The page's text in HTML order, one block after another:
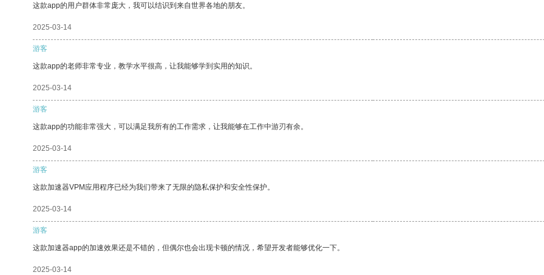
这款app的用户群体非常庞大，我可以结识到来自世界各地的朋友。
2025-03-14
游客
这款app的老师非常专业，教学水平很高，让我能够学到实用的知识。
2025-03-14
游客
这款app的功能非常强大，可以满足我所有的工作需求，让我能够在工作中游刃有余。
2025-03-14
游客
这款加速器VPM应用程序已经为我们带来了无限的隐私保护和安全性保护。
2025-03-14
游客
这款加速器app的加速效果还是不错的，但偶尔也会出现卡顿的情况，希望开发者能够优化一下。
2025-03-14